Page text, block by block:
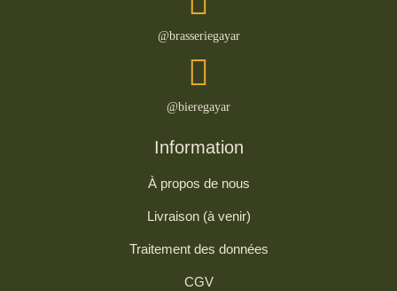
@brasseriegayar
@bieregayar
Information
À propos de nous
Livraison (à venir)
Traitement des données
CGV